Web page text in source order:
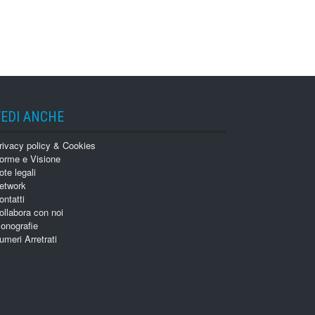
ANCHE
policy & Cookies
e Visione
legali
con noi
Arretrati